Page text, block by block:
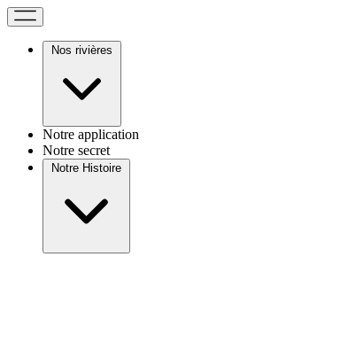
Nos rivières
Notre application
Notre secret
Notre Histoire